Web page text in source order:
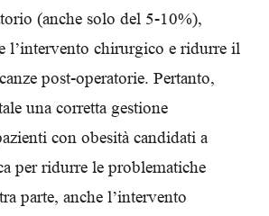
(anche solo del 5-10%),
l’intervento chirurgico e ridurre il
post-operatorie. Pertanto,
una corretta gestione
con obesità candidati a
per ridurre le problematiche
parte, anche l’intervento